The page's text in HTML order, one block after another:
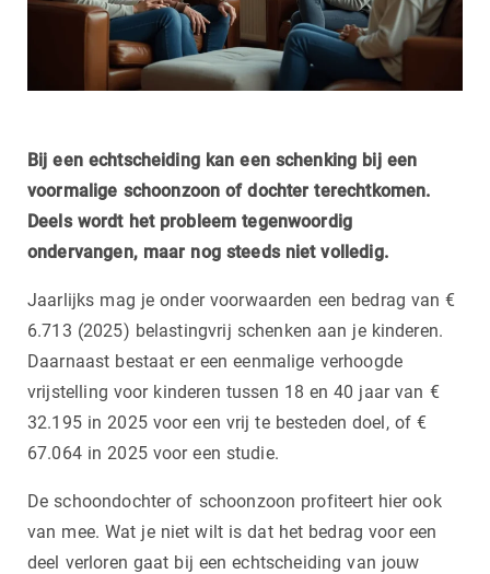
Bij een echtscheiding kan een schenking bij een
voormalige schoonzoon of dochter terechtkomen.
Deels wordt het probleem tegenwoordig
ondervangen, maar nog steeds niet volledig.
Jaarlijks mag je onder voorwaarden een bedrag van €
6.713 (2025) belastingvrij schenken aan je kinderen.
Daarnaast bestaat er een eenmalige verhoogde
vrijstelling voor kinderen tussen 18 en 40 jaar van €
32.195 in 2025 voor een vrij te besteden doel, of €
67.064 in 2025 voor een studie.
De schoondochter of schoonzoon profiteert hier ook
van mee. Wat je niet wilt is dat het bedrag voor een
deel verloren gaat bij een echtscheiding van jouw